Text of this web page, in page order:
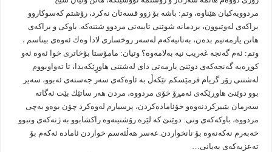
مردوویه‌كیان هێناوه‌، وتم: باشه‌ بۆ زوو قسه‌تان نه‌كرد، رۆشتم كه‌سوكاروو
براكه‌ی له‌وێبوون، بردمانه‌ شوێنی تایبه‌تی مردوو شتنه‌كه‌. باوكی و براكه‌ی
هاتن یارمه‌تیم بده‌ن، به‌تانیه‌كه‌م له‌سه‌ر روخساری لادا وه‌ك ئه‌وه‌ی بیناسم ،
وتم: ئه‌م گه‌نجه‌ غه‌ریب نیه‌ به‌لامه‌وه‌؟ وتیان: مامۆستا بۆخاتری خوا ئه‌وه‌ ئه‌و
كوڕه‌یه‌ گه‌نجه‌كه‌ی دوێنێ یارمه‌تی دای له‌شتنی هاورٍێكه‌یدا، تا ته‌واوبووم
له‌شتنی زۆر گریام فرمێسكم تێكه‌ڵ به‌ ئاوه‌كه‌ی سه‌ر جه‌سته‌ی ئه‌بوو، سه‌یر
بوو دوێنێ هاوڕێكه‌ی ئه‌مڕۆ خۆی مردووه‌، مردن هه‌ر ساتێك بێت ئه‌گاته‌
سه‌رمان بێبیركردنه‌وه‌و خۆئاماده‌كردن، پرسیارم له‌وه‌كرد چۆن بوه‌و به‌چی
مردووه‌، باوكه‌كه‌ی وتی: دوێنێ كه‌ لێره‌ رۆشتینه‌وه‌ راكشابوو به‌ ژنه‌كه‌ی وتبوو
خه‌به‌رم نه‌كه‌نه‌وه‌ بۆ نانخواردن.عه‌سر هه‌ڵئه‌سم خواردن ئاماده‌ ئه‌كه‌م بۆ
ته‌عزیه‌كه‌ی به‌یانی…